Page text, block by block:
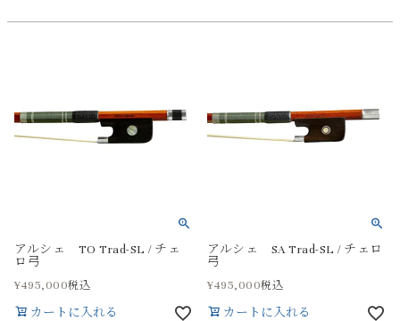
アルシェ TO Trad-SL / チェ
ロ弓
¥495,000税込
カートに入れる
アルシェ SA Trad-SL / チェロ
弓
¥495,000税込
カートに入れる